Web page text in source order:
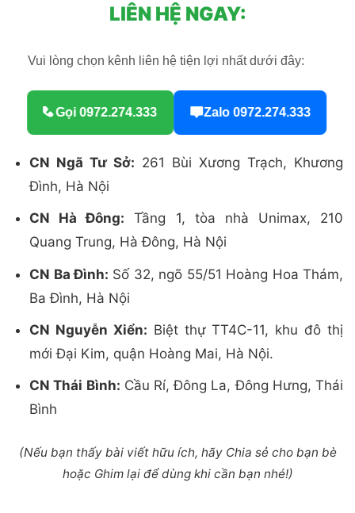
LIÊN HỆ NGAY:
Vui lòng chọn kênh liên hệ tiện lợi nhất dưới đây:
Gọi 0972.274.333 Zalo 0972.274.333
CN Ngã Tư Sở: 261 Bùi Xương Trạch, Khương
Đình, Hà Nội
CN Hà Đông: Tầng 1, tòa nhà Unimax, 210
Quang Trung, Hà Đông, Hà Nội
CN Ba Đình: Số 32, ngõ 55/51 Hoàng Hoa Thám,
Ba Đình, Hà Nội
CN Nguyễn Xiển: Biệt thự TT4C-11, khu đô thị
mới Đại Kim, quận Hoàng Mai, Hà Nội.
CN Thái Bình: Cầu Rí, Đông La, Đông Hưng, Thái
Bình
(Nếu bạn thấy bài viết hữu ích, hãy Chia sẻ cho bạn bè
hoặc Ghim lại để dùng khi cần bạn nhé!)